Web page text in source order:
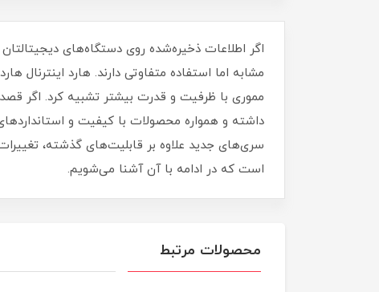
اگر اطلاعات ذخیره‌شده روی دستگاه‌های
مشابه اما استفاده متفاوتی دارند. هارد
داشته و همواره محصولات با کیفیت و
است که در ادامه با آن آشنا می‌شویم.
محصولات مرتبط